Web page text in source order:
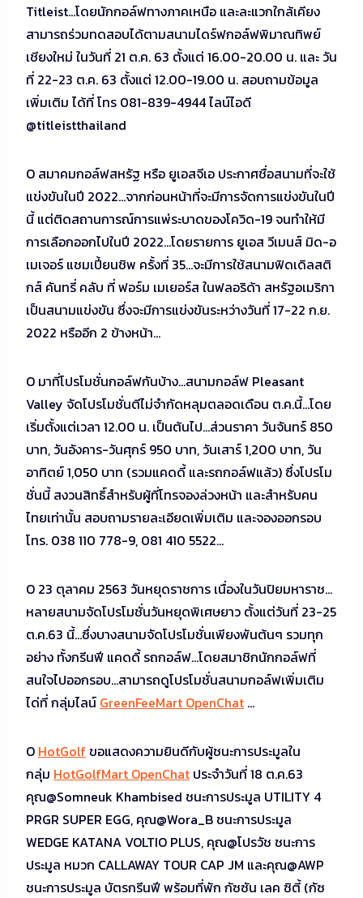
Titleist…โดยนักกอล์ฟทางภาคเหนือ และละแวกใกล้เคียง
สามารถร่วมทดสอบได้ตามสนามไดร์ฟกอล์ฟพิมาณทิพย์
เชียงใหม่ ในวันที่ 21 ต.ค. 63 ตั้งแต่ 16.00-20.00 น. และ วัน
ที่ 22-23 ต.ค. 63 ตั้งแต่ 12.00-19.00 น. สอบถามข้อมูล
เพิ่มเติม ได้ที่ โทร 081-839-4944 ไลน์ไอดี
@titleistthailand
O สมาคมกอล์ฟสหรัฐ หรือ ยูเอสจีเอ ประกาศชื่อสนามที่จะใช้
แข่งขันในปี 2022…จากก่อนหน้าที่จะมีการจัดการแข่งขันในปี
นี้ แต่ติดสถานการณ์การแพ่ระบาดของโควิด-19 จนทำให้มี
การเลือกออกไปในปี 2022…โดยรายการ ยูเอส วีเมนส์ มิด-อ
เมเจอร์ แชมเปี้ยนชิพ ครั้งที่ 35…จะมีการใช้สนามฟิดเดิลสติ
กส์ คันทรี่ คลับ ที่ ฟอร์ม เมเยอร์ส ในฟลอริด้า สหรัฐอเมริกา
เป็นสนามแข่งขัน ซึ่งจะมีการแข่งขันระหว่างวันที่ 17-22 ก.ย.
2022 หรืออีก 2 ข้างหน้า…
O มาที่โปรโมชั่นกอล์ฟกันบ้าง…สนามกอล์ฟ Pleasant
Valley จัดโปรโมชั่นตีไม่จำกัดหลุมตลอดเดือน ต.ค.นี้…โดย
เริ่มตั้งแต่เวลา 12.00 น. เป็นต้นไป…ส่วนราคา วันจันทร์ 850
บาท, วันอังคาร-วันศุกร์ 950 บาท, วันเสาร์ 1,200 บาท, วัน
อาทิตย์ 1,050 บาท (รวมแคดดี้ และรถกอล์ฟแล้ว) ซึ่งโปรโม
ชั่นนี้ สงวนสิทธิ์สำหรับผู้ที่โทรจองล่วงหน้า และสำหรับคน
ไทยเท่านั้น สอบถามรายละเอียดเพิ่มเติม และจองออกรอบ
โทร. 038 110 778-9, 081 410 5522…
O 23 ตุลาคม 2563 วันหยุดราชการ เนื่องในวันปิยมหาราช…
หลายสนามจัดโปรโมชั่นวันหยุดพิเศษยาว ตั้งแต่วันที่ 23-25
ต.ค.63 นี้…ซึ่งบางสนามจัดโปรโมชั่นเพียงพันต้นๆ รวมทุก
อย่าง ทั้งกรีนฟี แคดดี้ รถกอล์ฟ…โดยสมาชิกนักกอล์ฟที่
สนใจไปออกรอบ…สามารถดูโปรโมชั่นสนามกอล์ฟเพิ่มเติม
ได่ที่ กลุ่มไลน์ GreenFeeMart OpenChat …
O HotGolfขอแสดงความยินดีกับผู้ชนะการประมูลใน
กลุ่ม HotGolfMart OpenChat ประจำวันที่ 18 ต.ค.63
คุณ@Somneuk Khambised ชนะการประมูล UTILITY 4
PRGR SUPER EGG, คุณ@Wora_B ชนะการประมูล
WEDGE KATANA VOLTIO PLUS, คุณ@โปรวัช ชนะการ
ประมูล หมวก CALLAWAY TOUR CAP JM และคุณ@AWP
ชนะการประมูล บัตรกรีนฟี พร้อมที่พัก กัซซัน เลค ซิตี้ (กัซ